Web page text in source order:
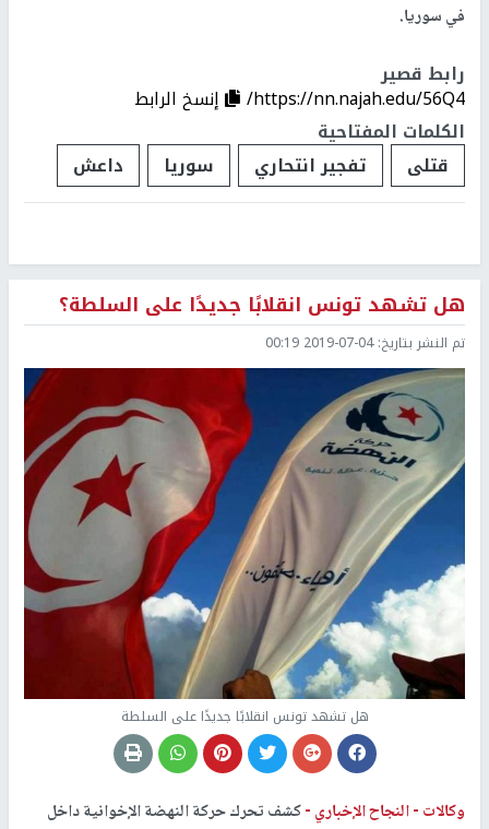
في سوريا.
رابط قصير
https://nn.najah.edu/56Q4/
إنسخ الرابط
الكلمات المفتاحية
قتلى
تفجير انتحاري سوريا داعش
هل تشهد تونس انقلابًا جديدًا على السلطة؟
تم النشر بتاريخ:2019-07-04 00:19
هل تشهد تونس انقلابًا جديدًا على السلطة
وكالات -النجاح الإخباري -كشف تحرك حركة النهضة الإخوانية داخل